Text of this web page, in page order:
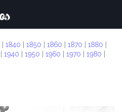
1840 1850 1860 1870 1880
1940 1950 1960 1970 1980